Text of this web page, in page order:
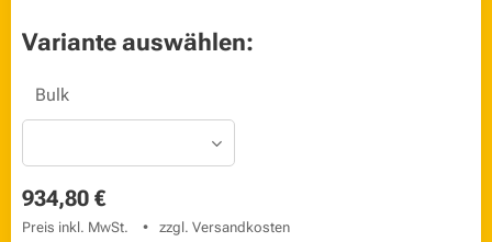
Variante auswählen:
Bulk
934,80 €
Preis inkl. MwSt.
zzgl. Versandkosten